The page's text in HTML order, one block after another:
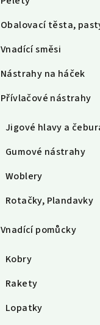
Obalovací těsta,
Vnadící směsi
Nástrahy na háček
Přívlačové nástrahy
Jigové hlavy a
Gumové nástrahy
Woblery
Rotačky, Plandavky
Vnadící pomůcky
Kobry
Rakety
Lopatky